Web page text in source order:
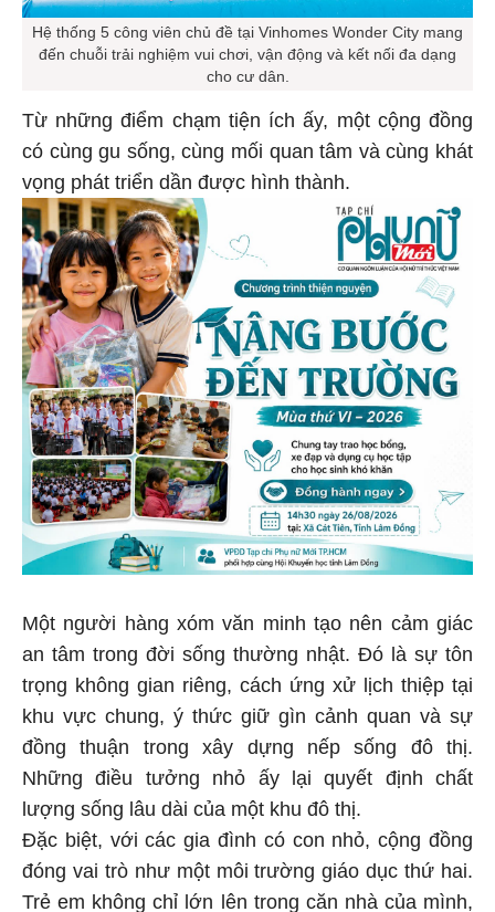
Hệ thống 5 công viên chủ đề tại Vinhomes Wonder City mang
đến chuỗi trải nghiệm vui chơi, vận động và kết nối đa dạng
cho cư dân.
Từ những điểm chạm tiện ích ấy, một cộng đồng
có cùng gu sống, cùng mối quan tâm và cùng khát
vọng phát triển dần được hình thành.
Một người hàng xóm văn minh tạo nên cảm giác
an tâm trong đời sống thường nhật. Đó là sự tôn
trọng không gian riêng, cách ứng xử lịch thiệp tại
khu vực chung, ý thức giữ gìn cảnh quan và sự
đồng thuận trong xây dựng nếp sống đô thị.
Những điều tưởng nhỏ ấy lại quyết định chất
lượng sống lâu dài của một khu đô thị.
Đặc biệt, với các gia đình có con nhỏ, cộng đồng
đóng vai trò như một môi trường giáo dục thứ hai.
Trẻ em không chỉ lớn lên trong căn nhà của mình,